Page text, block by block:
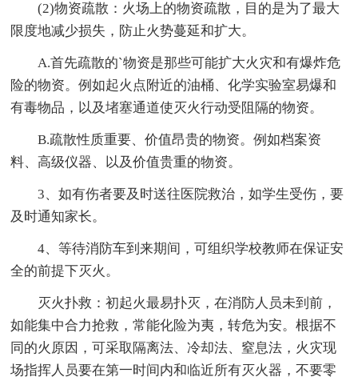
(2)物资疏散：火场上的物资疏散，目的是为了最大
限度地减少损失，防止火势蔓延和扩大。
A.首先疏散的`物资是那些可能扩大火灾和有爆炸危
险的物资。例如起火点附近的油桶、化学实验室易爆和
有毒物品，以及堵塞通道使灭火行动受阻隔的物资。
B.疏散性质重要、价值昂贵的物资。例如档案资
料、高级仪器、以及价值贵重的物资。
3、如有伤者要及时送往医院救治，如学生受伤，要
及时通知家长。
4、等待消防车到来期间，可组织学校教师在保证安
全的前提下灭火。
灭火扑救：初起火最易扑灭，在消防人员未到前，
如能集中合力抢救，常能化险为夷，转危为安。根据不
同的火原因，可采取隔离法、冷却法、窒息法，火灾现
场指挥人员要在第一时间内和临近所有灭火器，不要零